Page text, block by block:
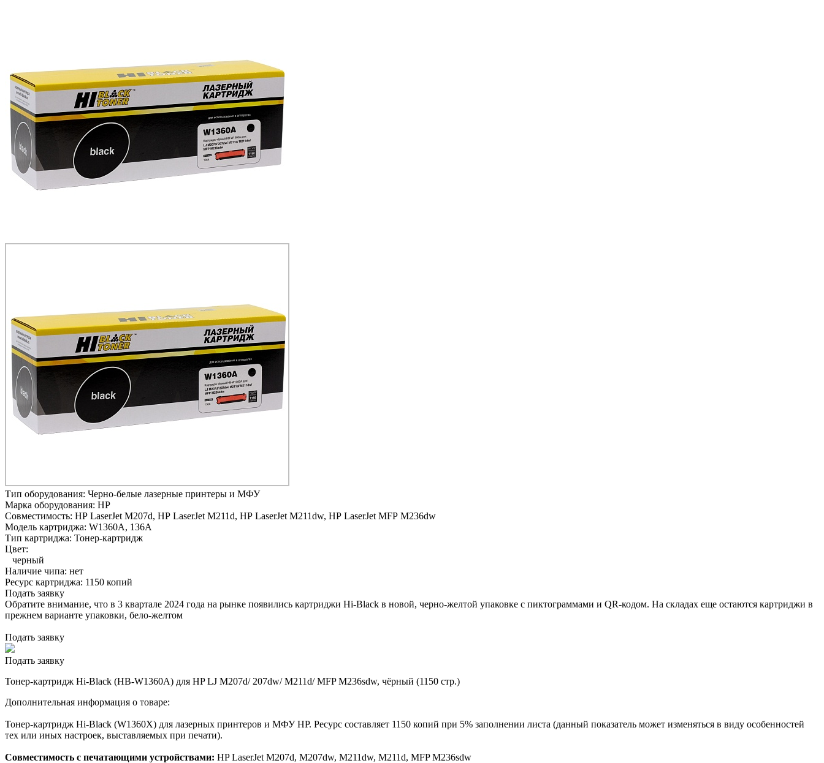
Тип оборудования: Черно-белые лазерные принтеры и МФУ
Марка оборудования: HP
Совместимость: HP LaserJet M207d, HP LaserJet M211d, HP LaserJet M211dw, HP LaserJet MFP M236dw
Модель картриджа: W1360A, 136A
Тип картриджа: Тонер-картридж
Цвет:
черный
Наличие чипа: нет
Ресурс картриджа: 1150 копий
Подать заявку
Обратите внимание, что в 3 квартале 2024 года на рынке появились картриджи Hi-Black в новой, черно-желтой упаковке с пиктограммами и QR-кодом. На складах еще остаются картриджи в
прежнем варианте упаковки, бело-желтом
Подать заявку
Подать заявку
Тонер-картридж Hi-Black (HB-W1360A) для HP LJ M207d/ 207dw/ M211d/ MFP M236sdw, чёрный (1150 стр.)
Дополнительная информация о товаре:
Тонер-картридж Hi-Black (W1360X) для лазерных принтеров и МФУ HP. Ресурс составляет 1150 копий при 5% заполнении листа (данный показатель может изменяться в виду особенностей
тех или иных настроек, выставляемых при печати).
Совместимость с печатающими устройствами: HP LaserJet M207d, M207dw, M211dw, M211d, MFP M236sdw